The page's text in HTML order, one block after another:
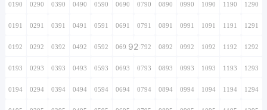
0190 0290 0390 0490 0590 0690 0790 0890 0990 1090 1190 1290
0191 0291 0391 0491 0591 0691 0791 0891 0991 1091 1191 1291
0192 0292 0392 0492 0592 0692920792 0892 0992 1092 1192 1292
0193 0293 0393 0493 0593 0693 0793 0893 0993 1093 1193 1293
0194 0294 0394 0494 0594 0694 0794 0894 0994 1094 1194 1294